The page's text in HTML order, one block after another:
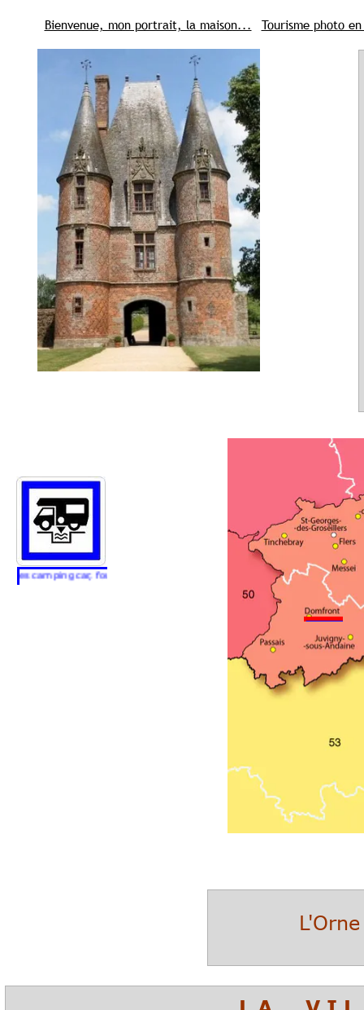
Bienvenue, mon portrait, la maison...
Tourisme photo
07 Ardèche tourisme
08 Tourisme Ardennes
13 Bouches du Rhone tourisme Provence
17 Charente Maritime tourisme
18 Cher touirsme
22 Côtes d Armor tourisme Bretagne 23 Creuse tourisme
27 Eure tourisme Normandie 28 Eure et Loir tourisme
32 Gers tourisme 33 Gironde tourisme
37 Indre et Loire tourisme 38 Isere tourisme
43 Haute Loire tourisme 44 Loire Atlantique tourisme
48 Lozere tourisme 49 Maine et Loire tourisme
53 Mayenne tourisme 54 Meurthe et moselle tourisme
57 Moselle tourisme
58 Nievre tourisme
62 Pas de Calais tourisme 63 Puy de Dôme tourisme
66 Tourisme p.orientales
67 Bas Rhin tourisme Alsace
71 Saone et Loire tourisme 72 Sarthe tourisme
76 Seine Maritime tourisme Normandie
81 Tarn tourisme 82 Tarn et Garonne tourisme
86 Vienne tourisme
87 Haute Vienne tourisme
91 Essonne tourisme
92 Hauts de Seine tourisme
camping car, fourgon aménagé et motorhome...aires de services